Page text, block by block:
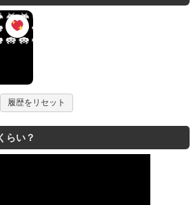
履歴をリセット
らい？